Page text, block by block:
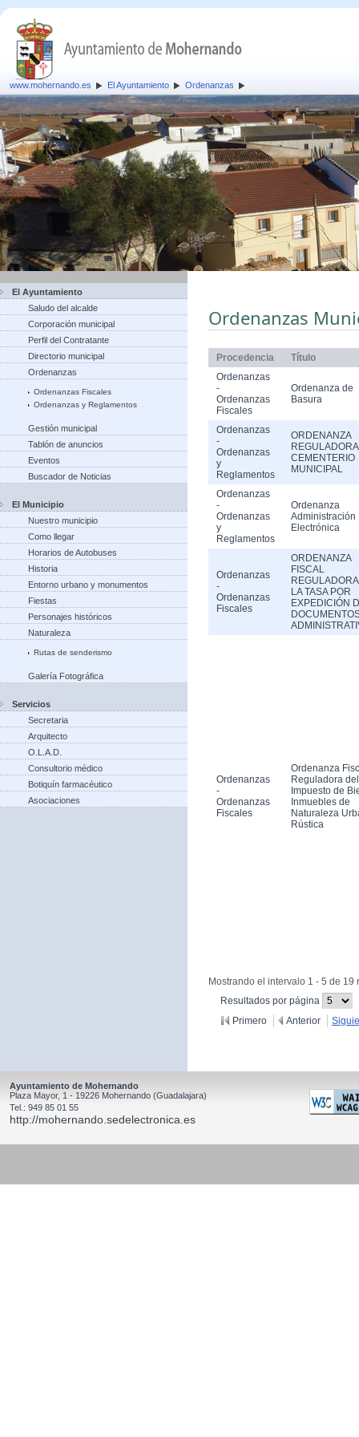
www.mohernando.es El Ayuntamiento Ordenanzas
El Ayuntamiento
Saludo del alcalde
Corporación municipal
Perfil del Contratante
Directorio municipal
Ordenanzas
Ordenanzas Fiscales
Ordenanzas y Reglamentos
Gestión municipal
Tablón de anuncios
Eventos
Buscador de Noticias
El Municipio
Nuestro municipio
Como llegar
Horarios de Autobuses
Historia
Entorno urbano y monumentos
Fiestas
Personajes históricos
Naturaleza
Rutas de senderismo
Galería Fotográfica
Servicios
Secretaria
Arquitecto
O.L.A.D.
Consultorio médico
Botiquín farmacéutico
Asociaciones
Ordenanzas
Procedencia
Título
Ordenanzas
-
Ordenanzas
Fiscales
Ordenanza de
Basura
Ordenanzas
-
Ordenanzas
y
Reglamentos
ORDENANZA
CEMENTERIO
MUNICIPAL
Ordenanzas
-
Ordenanzas
y
Reglamentos
Ordenanza
Administración
Electrónica
Ordenanzas
-
Ordenanzas
Fiscales
ORDENANZA
FISCAL
LA TASA POR
EXPEDICIÓN
Ordenanzas
-
Ordenanzas
Fiscales
Ordenanza
Reguladora del
Impuesto de
Inmuebles de
Naturaleza
Rústica
Mostrando el intervalo 1 - 5 de 19
Resultados por página
Primero
Anterior
Ayuntamiento de Mohernando
Plaza Mayor, 1 - 19226 Mohernando (Guadalajara)
Tel.: 949 85 01 55
http://mohernando.sedelectronica.es